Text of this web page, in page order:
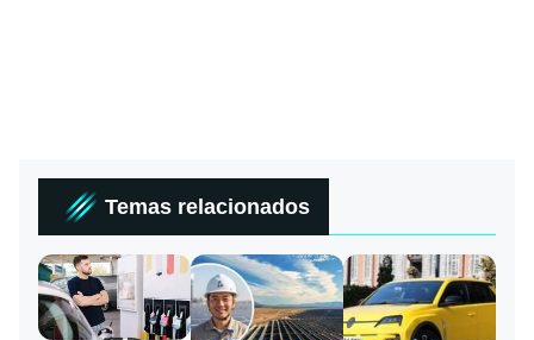
Temas relacionados